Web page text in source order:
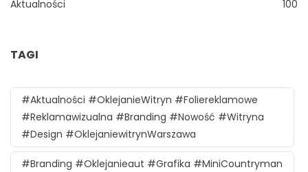
Aktualności 100
TAGI
#aktualności #oklejanieWitryn #foliereklamowe
#reklamawizualna #branding #nowość #witryna
#design #oklejaniewitrynWarszawa
#branding #oklejanieaut #grafika #MiniCountryman